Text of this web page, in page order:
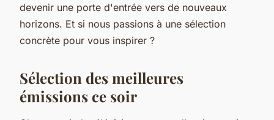
devenir une porte d'entrée vers de nouveaux
horizons. Et si nous passions à une sélection
concrète pour vous inspirer ?
Sélection des meilleures
émissions ce soir